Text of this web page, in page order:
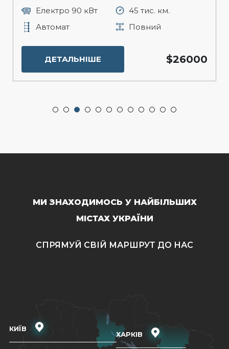
Електро 90 кВт
45 тис. км.
Автомат
Повний
ДЕТАЛЬНІШЕ $26000
МИ ЗНАХОДИМОСЬ У НАЙБІЛЬШИХ
МІСТАХ УКРАЇНИ
СПРЯМУЙ СВІЙ МАРШРУТ ДО НАС
КИЇВ
ХАРКІВ